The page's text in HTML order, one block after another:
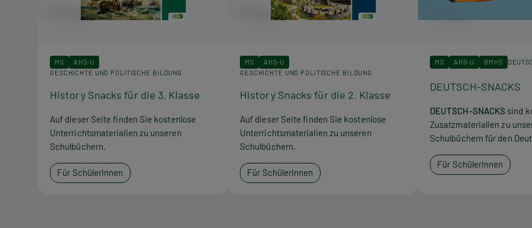
MS
AHS-U
GESCHICHTE UND POLITISCHE BILDUNG
History Snacks für die 3. Klasse
Auf dieser Seite finden Sie kostenlose
Unterrichtsmaterialien zu unseren
Schulbüchern.
Für SchülerInnen
MS
AHS-U
GESCHICHTE UND POLITISCHE BILDUNG
History Snacks für die 2. Klasse
Auf dieser Seite finden Sie kostenlose
Unterrichtsmaterialien zu unseren
Schulbüchern.
Für SchülerInnen
MS AHS-U BMHS
DEUTSCH-SNACKS
DEUTSCH-SNACKS sind
Zusatzmaterialien zu
Schulbüchern für den
Für SchülerInnen